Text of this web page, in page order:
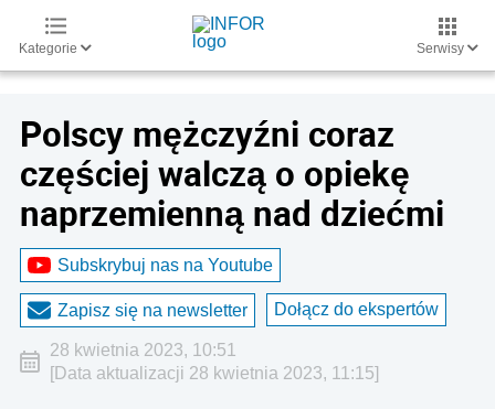
Kategorie Serwisy
Polscy mężczyźni coraz
częściej walczą o opiekę
naprzemienną nad dziećmi
Subskrybuj nas na Youtube
Zapisz się na newsletter Dołącz do ekspertów
28 kwietnia 2023, 10:51
[Data aktualizacji 28 kwietnia 2023, 11:15]